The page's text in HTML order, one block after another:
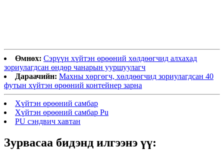
Өмнөх: Сэрүүн хүйтэн өрөөний хөлдөөгчид алхахад
зориулагдсан өндөр чанарын ууршуулагч
Дараачийн: Махны хөргөгч, хөлдөөгчид зориулагдсан 40
футын хүйтэн өрөөний контейнер зарна
Хүйтэн өрөөний самбар
Хүйтэн өрөөний самбар Pu
PU сэндвич хавтан
Зурвасаа бидэнд илгээнэ үү: